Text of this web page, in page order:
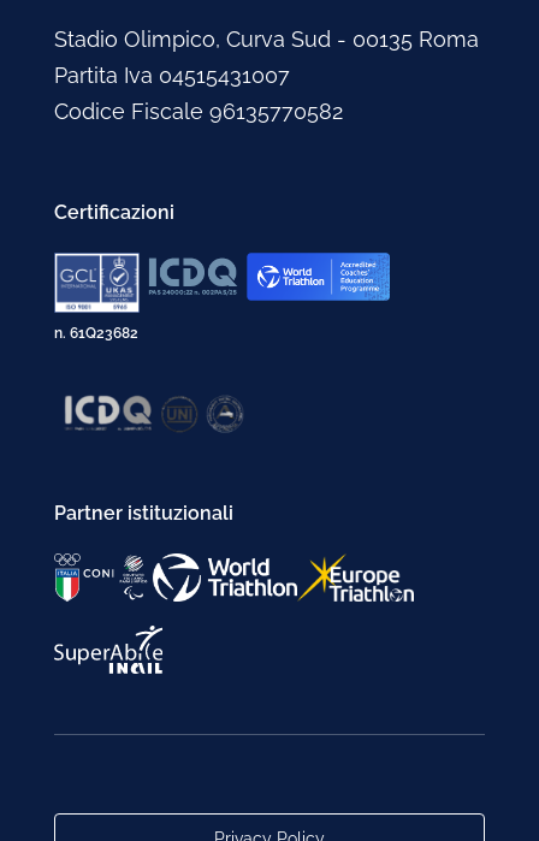
Stadio Olimpico, Curva Sud - 00135 Roma
Partita Iva 04515431007
Codice Fiscale 96135770582
Certificazioni
n. 61Q23682
Partner istituzionali